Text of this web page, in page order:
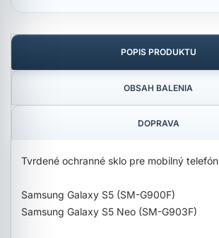
POPIS PRODUKTU
OBSAH BALENIA
DOPRAVA
Tvrdené ochranné sklo pre mobilný telefón
Samsung Galaxy S5 (SM-G900F)
Samsung Galaxy S5 Neo (SM-G903F)